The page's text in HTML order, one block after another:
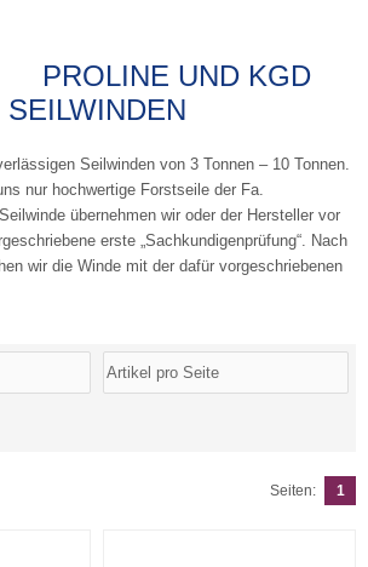
PROLINE UND KGD
SEILWINDEN
Seilwinden von 3 Tonnen – 10 Tonnen.
nur hochwertige Forstseile der Fa.
übernehmen wir oder der Hersteller vor
erste „Sachkundigenprüfung“. Nach
wir die Winde mit der dafür vorgeschriebenen
Seiten: 1